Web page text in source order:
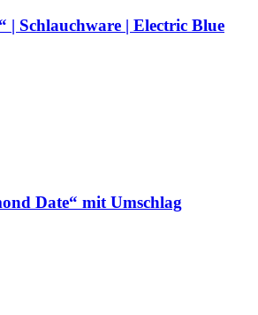
| Schlauchware | Electric Blue
Date“ mit Umschlag